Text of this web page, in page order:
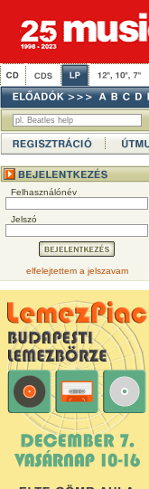
Felhasználónév
Jelszó
elfelejtettem a jelszavam